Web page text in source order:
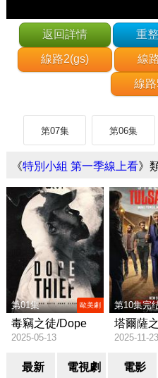
返回詳情 重
線路2(gs) 線
線
第07集 第06集
《特別小組 第一季線上看》
第01集 歐美劇
毒竊之徒/Dope
Thief
2025-05-13
第10集完
塔爾薩
季/Tulsa
2025-11-23
最新 電視劇 電影